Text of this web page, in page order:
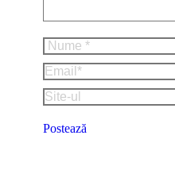
Nume *
Email *
Site-ul
Postează